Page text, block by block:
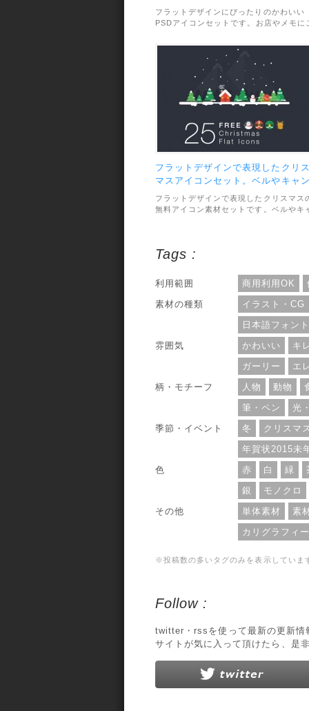
フラットデザインにぴったりのかわいい
PSDアイコンセットです。お店やメモに
録されています。利用範囲については、
人・商用利用問わずOKとなっています。
フラットデザインで表現したクリ
マスアイコンセット。ベルやキャ
ディーにトナカイなど。
フラットデザインで表現したクリスマス
無料アイコン素材セットです。ベルやキ
れています。利用範囲については、個人
商用利用問わずOKとなっています。
Tags :
利用範囲 商用利用OK
素材の種類
イラスト・CG
日本語フォン
雰囲気
かわいい
キ
ガーリー
エ
柄・モチーフ
人物 動物
筆・ペン
光
季節・イベント
冬
クリスマ
年賀状2015未
色
赤 白 緑
銀
モノクロ
その他
単体素材
素
カリグラフィ
※投稿数の多いタグのみを表示していま
Follow :
twitter・rssを使って最新の更新情
サイトが気に入って頂けたら、是